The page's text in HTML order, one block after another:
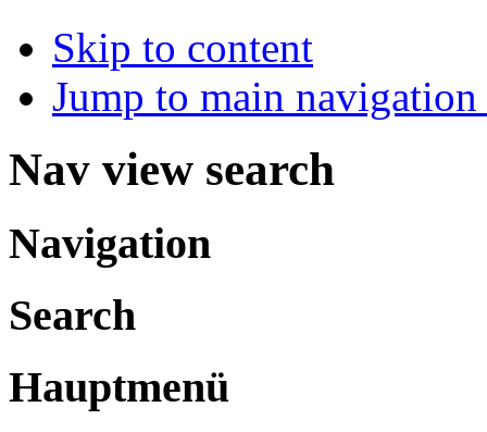
Skip to content
Jump to main
Nav view search
Navigation
Search
Hauptmenü